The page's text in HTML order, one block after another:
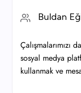
Çalışmalarımızı
sosyal medya
kullanmak ve